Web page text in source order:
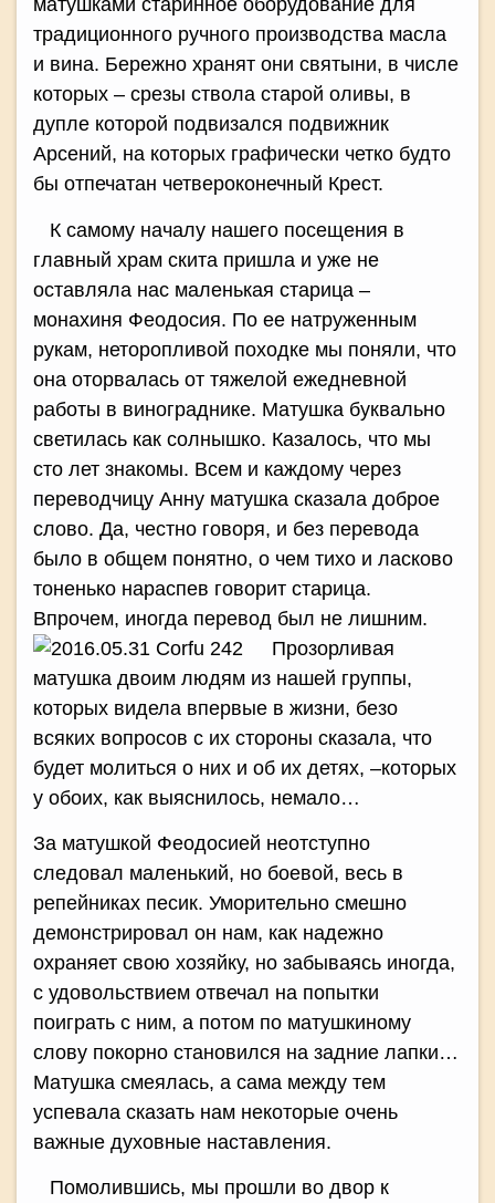
матушками старинное оборудование для
традиционного ручного производства масла
и вина. Бережно хранят они святыни, в числе
которых – срезы ствола старой оливы, в
дупле которой подвизался подвижник
Арсений, на которых графически четко будто
бы отпечатан четвероконечный Крест.
К самому началу нашего посещения в
главный храм скита пришла и уже не
оставляла нас маленькая старица –
монахиня Феодосия. По ее натруженным
рукам, неторопливой походке мы поняли, что
она оторвалась от тяжелой ежедневной
работы в винограднике. Матушка буквально
светилась как солнышко. Казалось, что мы
сто лет знакомы. Всем и каждому через
переводчицу Анну матушка сказала доброе
слово. Да, честно говоря, и без перевода
было в общем понятно, о чем тихо и ласково
тоненько нараспев говорит старица.
Впрочем, иногда перевод был не лишним.
Прозорливая
матушка двоим людям из нашей группы,
которых видела впервые в жизни, безо
всяких вопросов с их стороны сказала, что
будет молиться о них и об их детях, –которых
у обоих, как выяснилось, немало…
За матушкой Феодосией неотступно
следовал маленький, но боевой, весь в
репейниках песик. Уморительно смешно
демонстрировал он нам, как надежно
охраняет свою хозяйку, но забываясь иногда,
с удовольствием отвечал на попытки
поиграть с ним, а потом по матушкиному
слову покорно становился на задние лапки…
Матушка смеялась, а сама между тем
успевала сказать нам некоторые очень
важные духовные наставления.
Помолившись, мы прошли во двор к